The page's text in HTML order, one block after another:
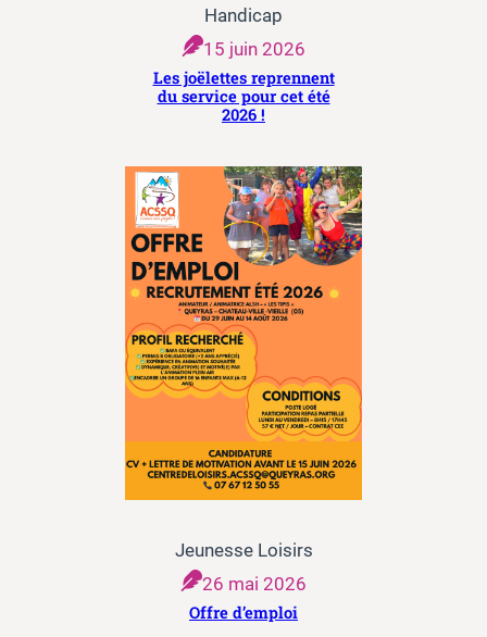
Handicap
15 juin 2026
Les joëlettes reprennent
du service pour cet été
2026 !
Jeunesse Loisirs
26 mai 2026
Offre d’emploi